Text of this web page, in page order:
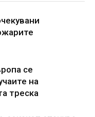
се
на
треска